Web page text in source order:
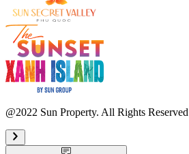
@2022 Sun Property. All Rights Reserved